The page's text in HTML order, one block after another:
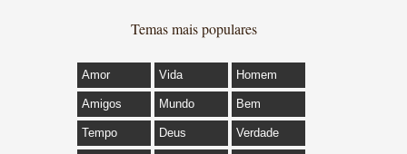
Temas mais populares
Amor Vida Homem
Amigos Mundo Bem
Tempo Deus Verdade